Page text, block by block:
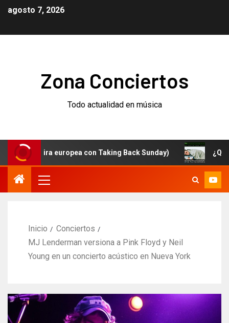
agosto 7, 2026
Zona Conciertos
Todo actualidad en música
(y gira europea con Taking Back Sunday) ¿Qué está
Inicio
Conciertos
MJ Lenderman versiona a Pink Floyd y Neil
Young en un concierto acústico en Nueva York